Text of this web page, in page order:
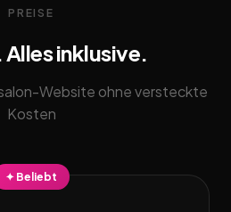
PREISE
Alles inklusive.
Website ohne versteckte
Kosten
✦ Beliebt